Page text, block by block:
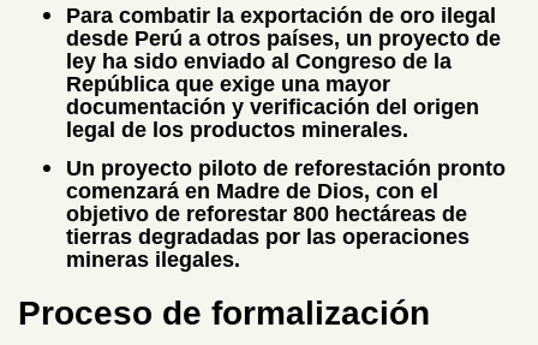
Para combatir la exportación de oro ilegal
desde Perú a otros países, un proyecto de
ley ha sido enviado al Congreso de la
República que exige una mayor
documentación y verificación del origen
legal de los productos minerales.
Un proyecto piloto de reforestación pronto
comenzará en Madre de Dios, con el
objetivo de reforestar 800 hectáreas de
tierras degradadas por las operaciones
mineras ilegales.
Proceso de formalización